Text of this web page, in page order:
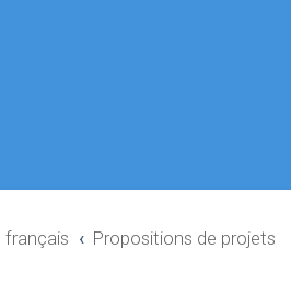
français Propositions de projets